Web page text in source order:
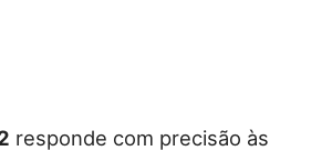
responde com precisão às